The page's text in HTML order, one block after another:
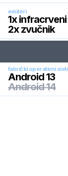
emiteri
1x
2x zvučnik
fabrički operativni
Android 13
Android 14